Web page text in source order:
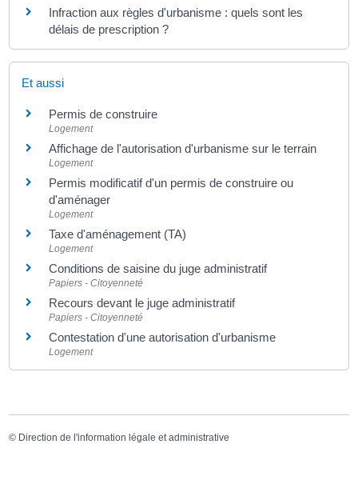
Infraction aux règles d'urbanisme : quels sont les
délais de prescription ?
Et aussi
Permis de construire
Logement
Affichage de l'autorisation d'urbanisme sur le terrain
Logement
Permis modificatif d'un permis de construire ou
d'aménager
Logement
Taxe d'aménagement (TA)
Logement
Conditions de saisine du juge administratif
Papiers - Citoyenneté
Recours devant le juge administratif
Papiers - Citoyenneté
Contestation d'une autorisation d'urbanisme
Logement
© Direction de l'information légale et administrative